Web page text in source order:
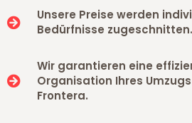
Unsere Preise werden
Bedürfnisse zugeschnitten.
Wir garantieren eine
Organisation Ihres
Frontera.